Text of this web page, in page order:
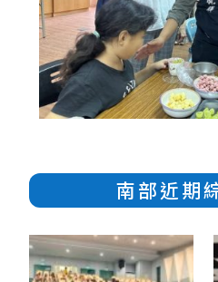
南部近期